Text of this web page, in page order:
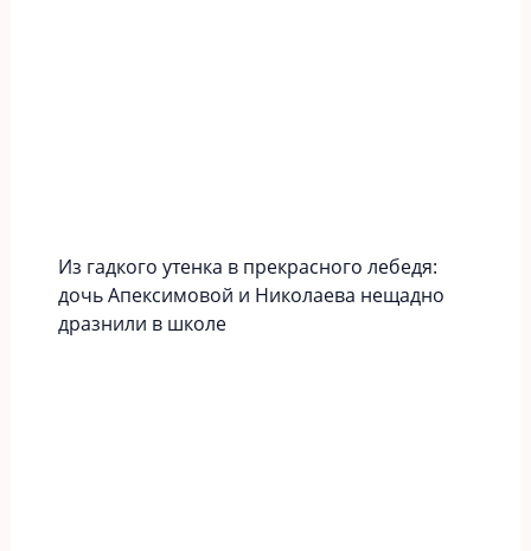
Из гадкого утенка в прекрасного лебедя:
дочь Апексимовой и Николаева нещадно
дразнили в школе